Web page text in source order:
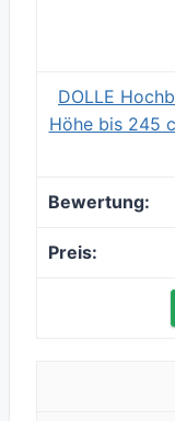
DOLLE
Höhe bis 245